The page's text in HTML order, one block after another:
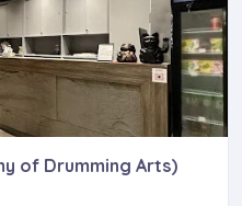
of Drumming Arts)